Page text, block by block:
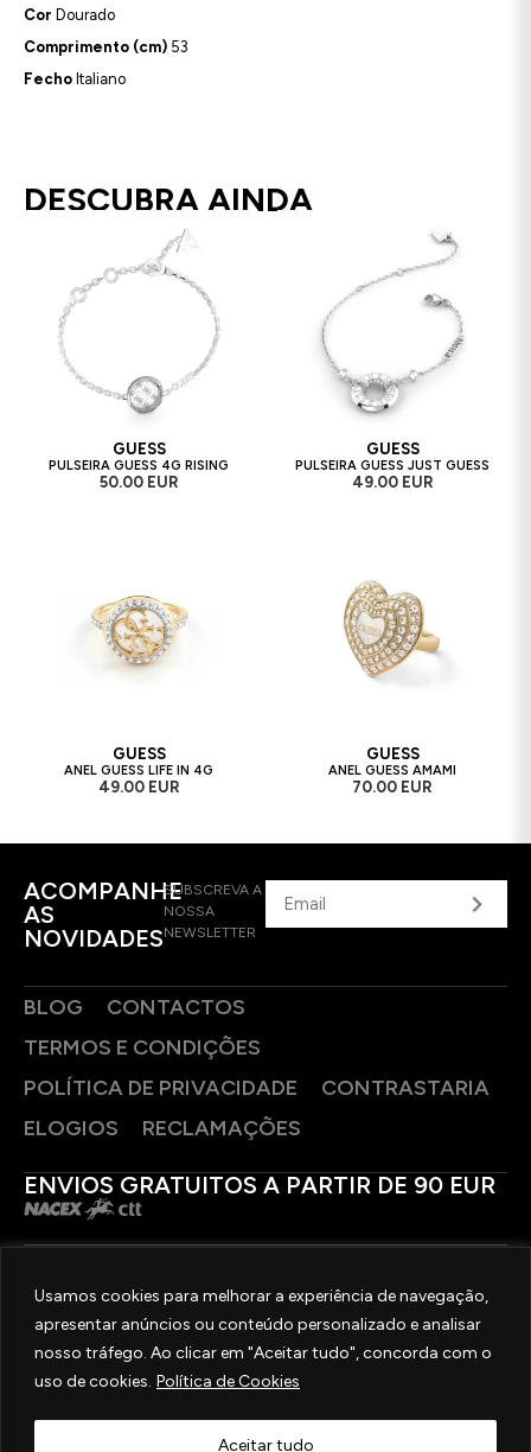
Usamos cookies para melhorar a experiência de navegação,
apresentar anúncios ou conteúdo personalizado e analisar
nosso tráfego. Ao clicar em "Aceitar tudo", concorda com o
uso de cookies. Política de Cookies
Aceitar tudo
Cor Dourado
Comprimento (cm) 53
Fecho Italiano
DESCUBRA AINDA
GUESS
PULSEIRA GUESS 4G RISING
50.00 EUR
GUESS
PULSEIRA GUESS JUST GUESS
49.00 EUR
GUESS
ANEL GUESS LIFE IN 4G
49.00 EUR
GUESS
ANEL GUESS AMAMI
70.00 EUR
ACOMPANHE
AS
NOVIDADES
SUBSCREVA A
NOSSA
NEWSLETTER
BLOG
CONTACTOS
TERMOS E CONDIÇÕES
POLÍTICA DE PRIVACIDADE
CONTRASTARIA
ELOGIOS
RECLAMAÇÕES
ENVIOS GRATUITOS A PARTIR DE 90 EUR
SIGA-NOS
2025 © OURIVESARIA FRADIZELA